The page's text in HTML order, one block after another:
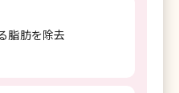
脂肪を除去